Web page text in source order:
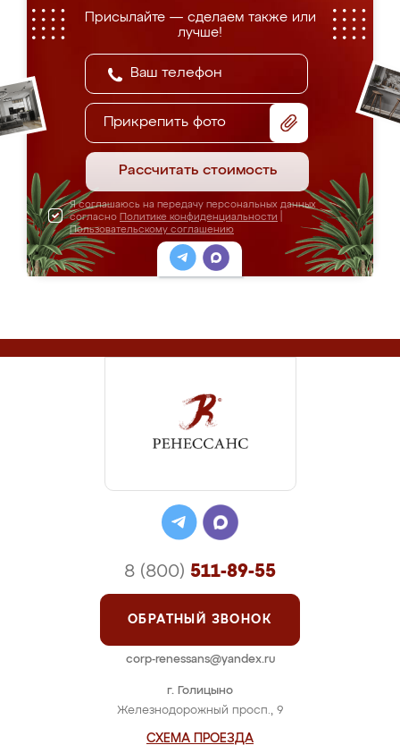
Присылайте — сделаем также или
лучше!
Прикрепить фото
Рассчитать стоимость
Я соглашаюсь на передачу персональных данных
согласно Политике конфиденциальности
Пользовательскому соглашению
г. Голицыно
Железнодорожный просп., 9
СХЕМА ПРОЕЗДА
8 (800) 511-89-55
ОБРАТНЫЙ ЗВОНОК
corp-renessans@yandex.ru